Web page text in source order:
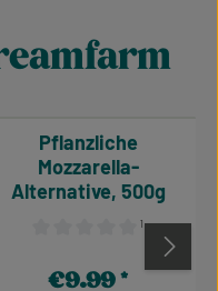
Average rating of 0 out of
¹
Pflanzliche
Mozzarella-
Alternative, 500g
Regular price:
€9.99